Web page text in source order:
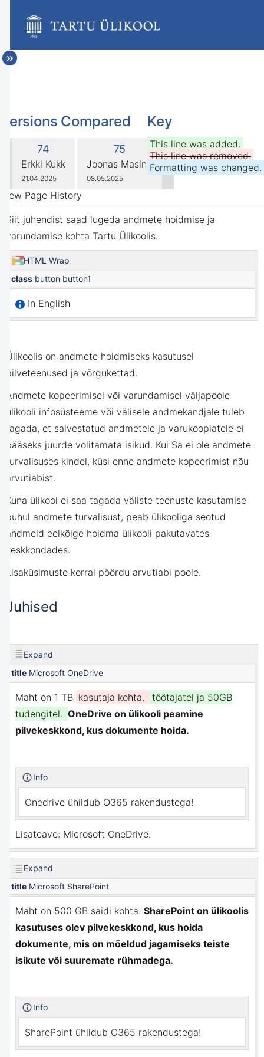
assistive.skiplink.to.breadcrumbs
assistive.skiplink.to.header.menu
Versions Compared
Old
Version
74
changes.mady.by.user
Erkki Kukk
Saved
on
21.04.2025
comparedNew
Version
75
changes.mady.by.user
Joonas Masing
Saved
08.05.2025
View Page History
Key
This line was added.
This line was removed.
Formatting was changed.
Siit juhendist saad lugeda andmete hoidmise ja
varundamise kohta Tartu Ülikoolis.
HTML Wrap
class button button1
In English
Ülikoolis on andmete hoidmiseks kasutusel
pilveteenused ja võrgukettad.
Andmete kopeerimisel või varundamisel väljapoole
ülikooli infosüsteeme või välisele andmekandjale tuleb
tagada, et salvestatud andmetele ja varukoopiatele ei
pääseks juurde volitamata isikud. Kui Sa ei ole andmete
turvalisuses kindel, küsi enne andmete kopeerimist nõu
arvutiabist.
Kuna ülikool ei saa tagada väliste teenuste kasutamise
puhul andmete turvalisust, peab ülikooliga seotud
andmeid eelkõige hoidma ülikooli pakutavates
keskkondades.
Lisaküsimuste korral pöördu arvutiabi poole.
Juhised
Expand
title Microsoft OneDrive
Maht on 1 TB kasutaja kohta. töötajatel ja 50GB
tudengitel. OneDrive on ülikooli peamine
pilvekeskkond, kus dokumente hoida.
Info
Onedrive ühildub O365 rakendustega!
Lisateave: Microsoft OneDrive.
Expand
title Microsoft SharePoint
Maht on 500 GB saidi kohta. SharePoint on ülikoolis
kasutuses olev pilvekeskkond, kus hoida
dokumente, mis on mõeldud jagamiseks teiste
isikute või suuremate rühmadega.
Info
SharePoint ühildub O365 rakendustega!